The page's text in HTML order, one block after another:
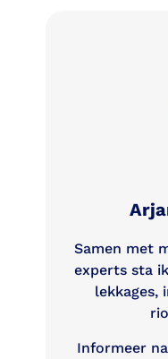
Samen met
experts sta
lekkages,
Informeer